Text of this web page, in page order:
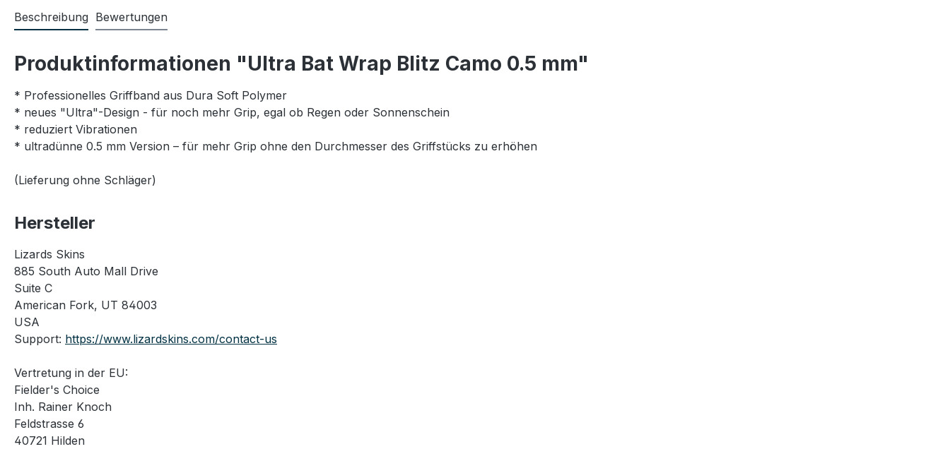
Beschreibung Bewertungen
Produktinformationen "Ultra Bat Wrap Blitz Camo 0.5 mm"
* Professionelles Griffband aus Dura Soft Polymer
* neues "Ultra"-Design - für noch mehr Grip, egal ob Regen oder Sonnenschein
* reduziert Vibrationen
* ultradünne 0.5 mm Version – für mehr Grip ohne den Durchmesser des Griffstücks zu erhöhen
(Lieferung ohne Schläger)
Hersteller
Lizards Skins
885 South Auto Mall Drive
Suite C
American Fork, UT 84003
USA
Support: https://www.lizardskins.com/contact-us
Vertretung in der EU:
Fielder's Choice
Inh. Rainer Knoch
Feldstrasse 6
40721 Hilden